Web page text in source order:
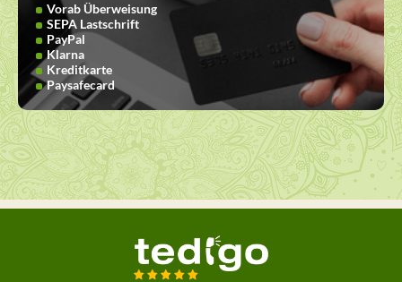
Vorab Überweisung
SEPA Lastschrift
PayPal
Klarna
Kreditkarte
Paysafecard